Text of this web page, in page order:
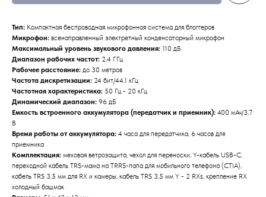
Тип: Компактная беспроводная микрофонная система для блоггеров
Микрофон: всенаправленный электретный конденсаторный микрофон
Максимальный уровень звукового давления: 110 дБ
Диапазон рабочих частот: 2,4 ГГц
Рабочее расстояние: до 30 метров
Частота дискретизации: 24 бит/44,1 кГц
Частотная характеристика: 50 Гц - 20 кГц
Динамический диапазон: 96 дБ
Емкость встроенного аккумулятора (передатчик и приемник): 400 мАч/3,7
В
Время работы от аккумулятора: 4 часа для передатчика, 6 часов для
приемника
Комплектация: меховая ветрозащита, чехол для переноски, Y-кабель USB-C,
переходной кабель TRS-мама на TRRS-папа для мобильного телефона (CTIA),
кабель TRS 3,5 мм для RX и камеры, кабель TRS 3,5 мм Y - 2 RXs, крепление RX
холодный башмак